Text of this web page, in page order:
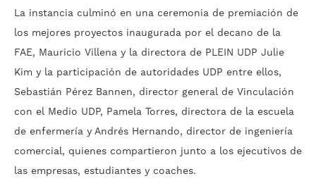
La instancia culminó en una ceremonia de premiación de
los mejores proyectos inaugurada por el decano de la
FAE, Mauricio Villena y la directora de PLEIN UDP Julie
Kim y la participación de autoridades UDP entre ellos,
Sebastián Pérez Bannen, director general de Vinculación
con el Medio UDP, Pamela Torres, directora de la escuela
de enfermería y Andrés Hernando, director de ingeniería
comercial, quienes compartieron junto a los ejecutivos de
las empresas, estudiantes y coaches.